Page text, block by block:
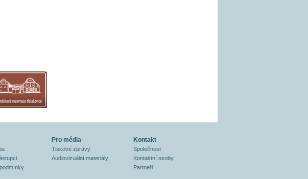
Pro média
Tiskové zprávy
Audiovizuální materiály
Kontakt
Společnost
Kontaktní osoby
Partneři